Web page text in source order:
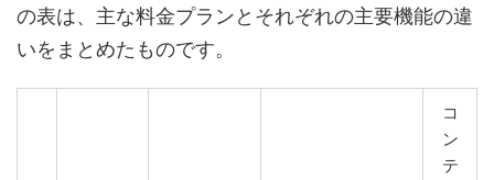
の表は、主な料金プランとそれぞれの主要機能の違
いをまとめたものです。
コ
ン
テ